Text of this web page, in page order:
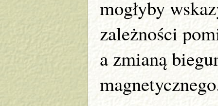
mogłyby
zależności
a zmianą